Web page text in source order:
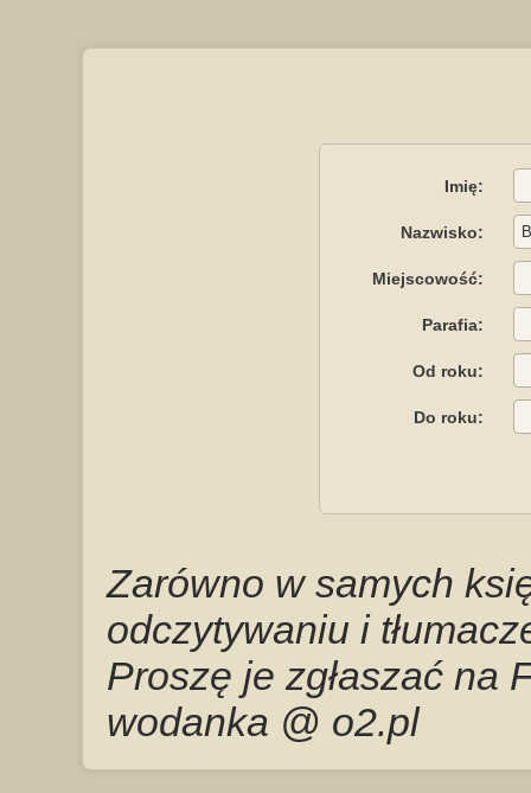
Imię:
Nazwisko:
Miejscowość:
Parafia:
Od roku:
Do roku:
Zarówno w samych
odczytywaniu i
Proszę je zgłaszać na
wodanka @ o2.pl